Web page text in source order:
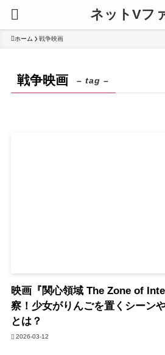
ネットVフ
ホーム 戦争映画
戦争映画 – tag –
映画『関心領域 The Zone of
察！少女がりんごを置くシーン
とは？
2026-03-12